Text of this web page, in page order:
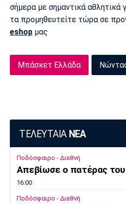
σήμερα με σημαντικά αθλητικά
τα προμηθευτείτε τώρα σε
eshop μας
Μπάσκετ Ελλάδα
ΤΕΛΕΥΤΑΙΑ ΝΕΑ
Ποδόσφαιρο - Διεθνή
Απεβίωσε ο πατέρας
16:00
Ποδόσφαιρο - Διεθνή